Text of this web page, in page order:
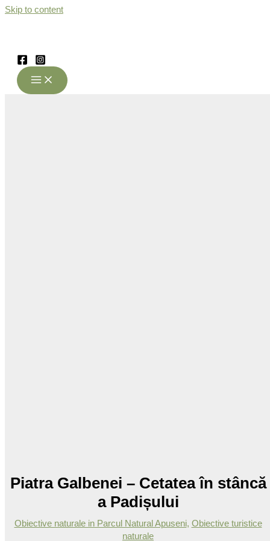
Skip to content
Piatra Galbenei – Cetatea în stâncă
a Padișului
Obiective naturale in Parcul Natural Apuseni, Obiective turistice
naturale